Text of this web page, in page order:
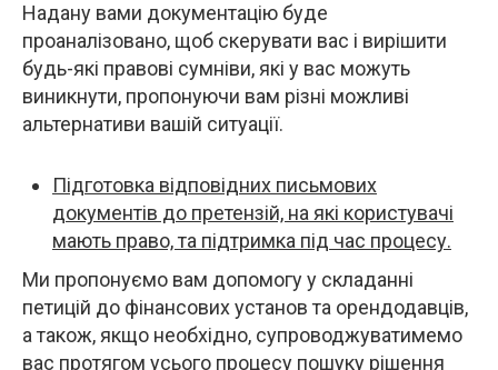
Надану вами документацію буде
проаналізовано, щоб скерувати вас і вирішити
будь-які правові сумніви, які у вас можуть
виникнути, пропонуючи вам різні можливі
альтернативи вашій ситуації.
Підготовка відповідних письмових
документів до претензій, на які користувачі
мають право, та підтримка під час процесу.
Ми пропонуємо вам допомогу у складанні
петицій до фінансових установ та орендодавців,
а також, якщо необхідно, супроводжуватимемо
вас протягом усього процесу пошуку рішення